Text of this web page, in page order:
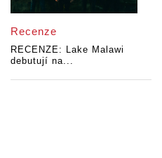
Recenze
RECENZE: Lake Malawi
debutují na...